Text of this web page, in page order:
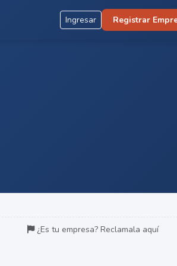
Ingresar Registrar
¿Es tu empresa? Reclamala aquí